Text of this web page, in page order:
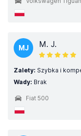
MJ M. J.
Zalety: Szybka i
Wady: Brak
Fiat 500